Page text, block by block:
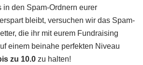
in den Spam-Ordnern eurer
bleibt, versuchen wir das Spam-
die ihr mit eurem Fundraising
einem beinahe perfekten Niveau
zu 10.0 zu halten!